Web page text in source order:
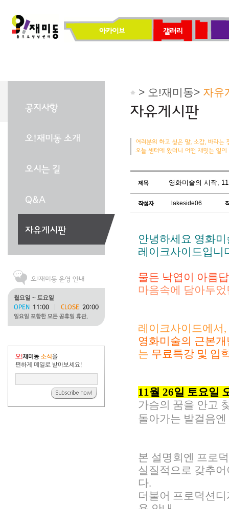
> 오!재미동> 자유
제목 영화미술의 시작,
작성자 lakeside06
안녕하세요 영화
레이크사이드입니
물든 낙엽이 아름
마음속에 담아두
레이크사이드에서,
영화미술의 근본
는 무료특강 및 입
11월 26일 토요일
가슴의 꿈을 안고
돌아가는 발걸음
본 설명회엔 프로
실질적으로 갖추
다.
더불어 프로덕션